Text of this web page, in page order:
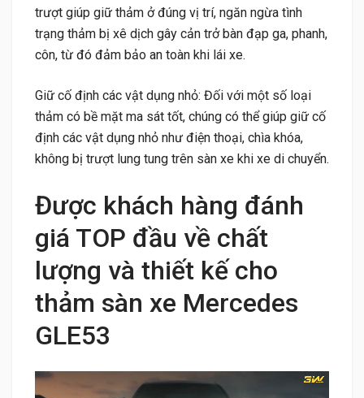
trượt giúp giữ thảm ở đúng vị trí, ngăn ngừa tình
trạng thảm bị xê dịch gây cản trở bàn đạp ga, phanh,
côn, từ đó đảm bảo an toàn khi lái xe.
Giữ cố định các vật dụng nhỏ: Đối với một số loại
thảm có bề mặt ma sát tốt, chúng có thể giúp giữ cố
định các vật dụng nhỏ như điện thoại, chìa khóa,
không bị trượt lung tung trên sàn xe khi xe di chuyển.
Được khách hàng đánh
giá TOP đầu về chất
lượng và thiết kế cho
thảm sàn xe Mercedes
GLE53